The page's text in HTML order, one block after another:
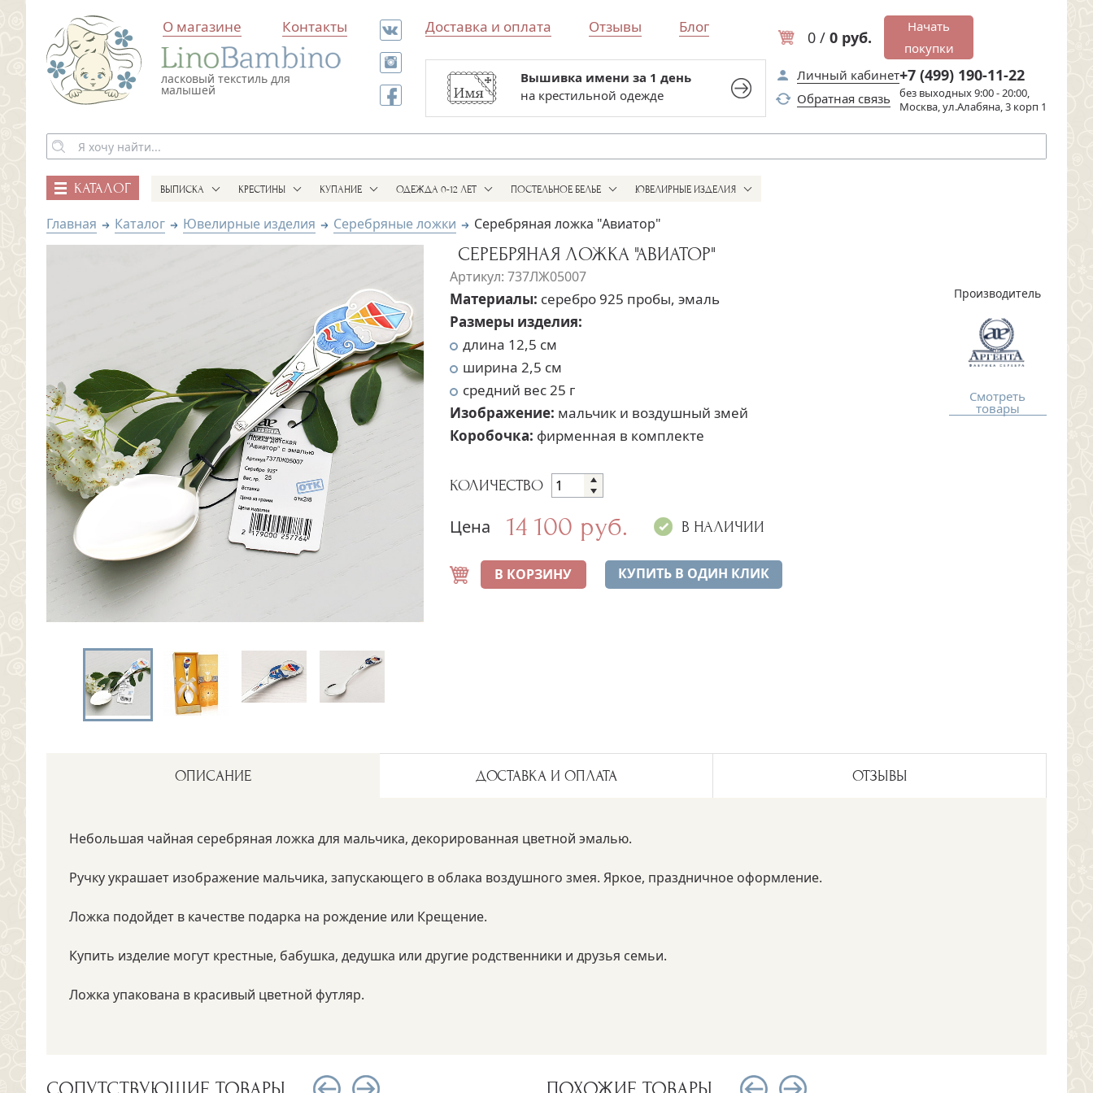
ласковый текстиль для
малышей
О магазине Контакты Доставка и оплата Отзывы Блог
0 / 0 руб.
Начать
покупки
Все для выписки и крестин
в одном магазине
Вышивка имени за 1 день
на крестильной одежде
Личный кабинет
Обратная связь
+7 (499) 190-11-22
без выходных 9:00 - 20:00,
Москва, ул.Алабяна, 3 корп 1
КАТАЛОГ ВЫПИСКА КРЕСТИНЫ КУПАНИЕ ОДЕЖДА 0-12 ЛЕТ ПОСТЕЛЬНОЕ БЕЛЬЕ ЮВЕЛИРНЫЕ ИЗДЕЛИЯ
Главная Каталог Ювелирные изделия Серебряные ложки Серебряная ложка "Авиатор"
СЕРЕБРЯНАЯ ЛОЖКА "АВИАТОР"
Артикул: 737ЛЖ05007
Материалы: серебро 925 пробы, эмаль
Размеры изделия:
длина 12,5 см
ширина 2,5 см
средний вес 25 г
Изображение: мальчик и воздушный змей
Коробочка: фирменная в комплекте
Производитель
Смотреть
товары
КОЛИЧЕСТВО
Цена 14 100 руб. В НАЛИЧИИ
В КОРЗИНУ КУПИТЬ В ОДИН КЛИК
ОПИСАНИЕ ДОСТАВКА И ОПЛАТА ОТЗЫВЫ
Небольшая чайная серебряная ложка для мальчика, декорированная цветной эмалью.
Ручку украшает изображение мальчика, запускающего в облака воздушного змея. Яркое, праздничное оформление.
Ложка подойдет в качестве подарка на рождение или Крещение.
Купить изделие могут крестные, бабушка, дедушка или другие родственники и друзья семьи.
Ложка упакована в красивый цветной футляр.